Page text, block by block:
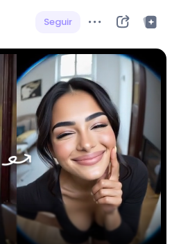
Seguir